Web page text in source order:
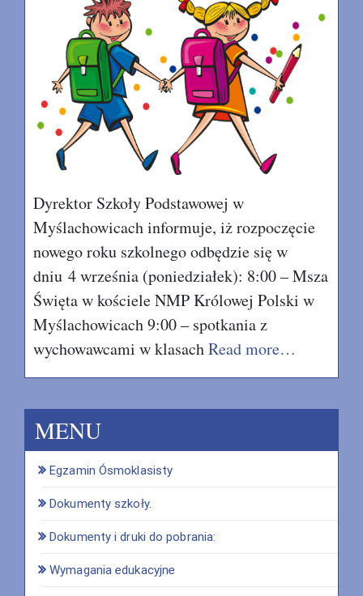
Dyrektor Szkoły Podstawowej w
Myślachowicach informuje, iż rozpoczęcie
nowego roku szkolnego odbędzie się w
dniu 4 września (poniedziałek): 8:00 – Msza
Święta w kościele NMP Królowej Polski w
Myślachowicach 9:00 – spotkania z
wychowawcami w klasachRead more…
MENU
Egzamin Ósmoklasisty
Dokumenty szkoły.
Dokumenty i druki do pobrania:
Wymagania edukacyjne